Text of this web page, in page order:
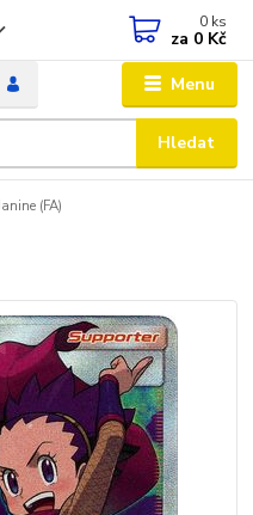
Menu
Hledat
0 ks
za 0 Kč
(FA)